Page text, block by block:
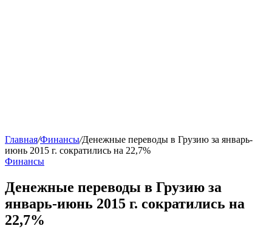
Главная/Финансы/Денежные переводы в Грузию за январь-
июнь 2015 г. сократились на 22,7%
Финансы
Денежные переводы в Грузию за
январь-июнь 2015 г. сократились на
22,7%